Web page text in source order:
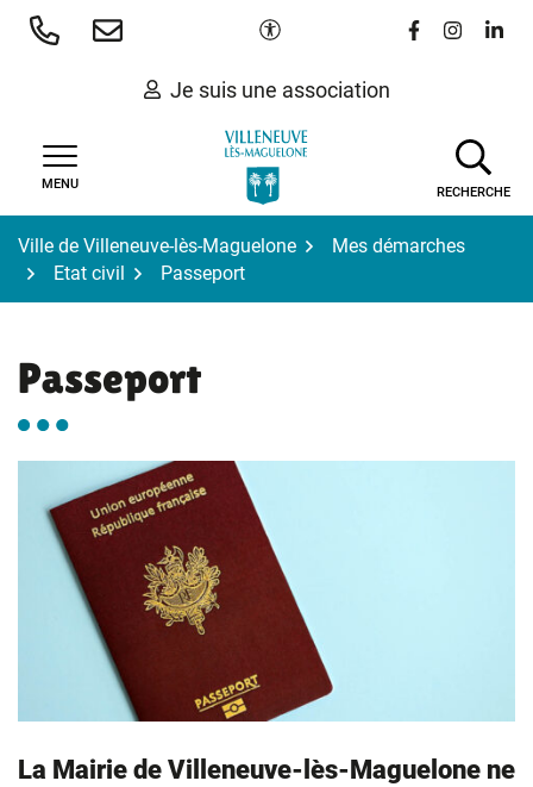
Aller
Paramètres d'accessibilité
Lien vers le
Lien vers
Lien
Je suis une association
MENU
RECHERCHE
Ville de Villeneuve-lès-Maguelone
Mes démarches
Etat civil
Passeport
Passeport
La Mairie de Villeneuve-lès-Maguelone ne